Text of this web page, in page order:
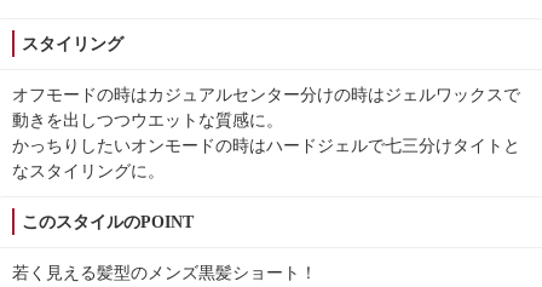
スタイリング
オフモードの時はカジュアルセンター分けの時はジェルワックスで
動きを出しつつウエットな質感に。
かっちりしたいオンモードの時はハードジェルで七三分けタイトと
なスタイリングに。
このスタイルのPOINT
若く見える髪型のメンズ黒髪ショート！